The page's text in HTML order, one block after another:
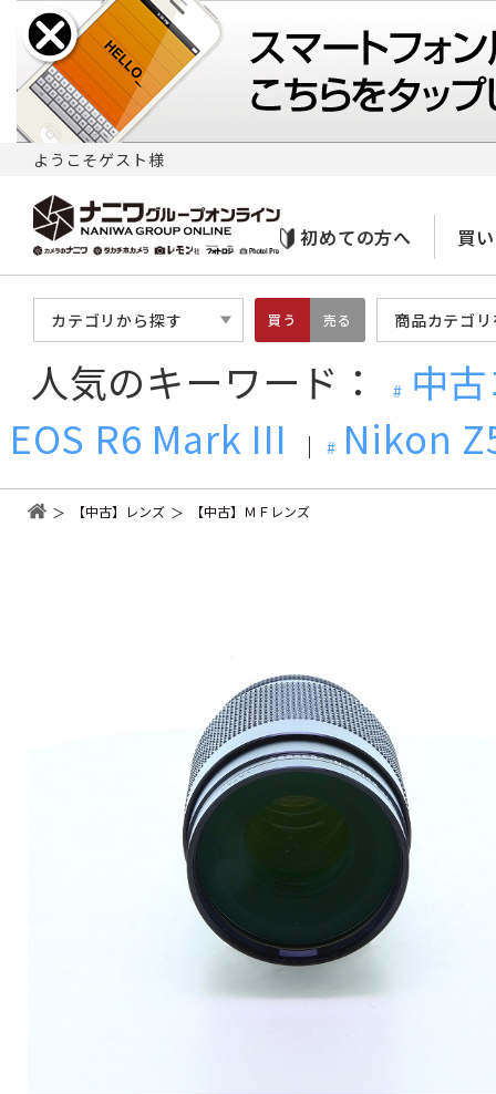
ようこそゲスト様
初めての方へ 買
カテゴリから探す 買う 売る 商品カテゴ
人気のキーワード：
中
EOS R6 Mark III
Nikon
【中古】レンズ 【中古】ＭＦレンズ